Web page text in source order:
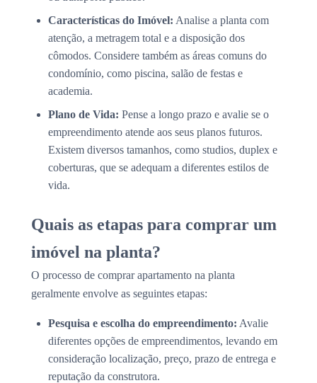
Características do Imóvel: Analise a planta com
atenção, a metragem total e a disposição dos
cômodos. Considere também as áreas comuns do
condomínio, como piscina, salão de festas e
academia.
Plano de Vida: Pense a longo prazo e avalie se o
empreendimento atende aos seus planos futuros.
Existem diversos tamanhos, como studios, duplex e
coberturas, que se adequam a diferentes estilos de
vida.
Quais as etapas para comprar um
imóvel na planta?
O processo de comprar apartamento na planta
geralmente envolve as seguintes etapas:
Pesquisa e escolha do empreendimento: Avalie
diferentes opções de empreendimentos, levando em
consideração localização, preço, prazo de entrega e
reputação da construtora.